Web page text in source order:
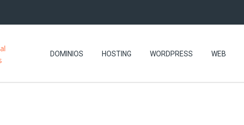
DOMINIOS HOSTING WORDPRESS WEB